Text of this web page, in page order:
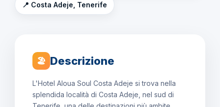
📍 Costa Adeje, Tenerife
🏖 Descrizione
L'Hotel Aloua Soul Costa Adeje si trova nella
splendida località di Costa Adeje, nel sud di